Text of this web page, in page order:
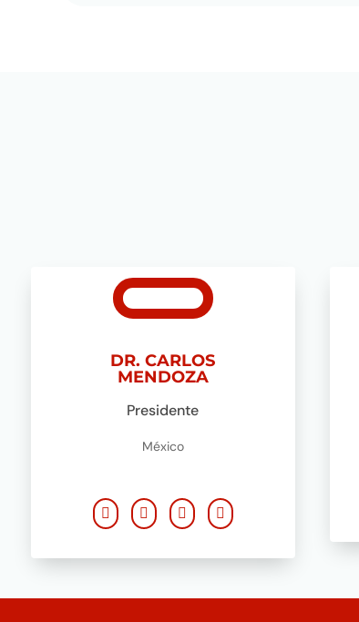
DR. CARLOS
MENDOZA
Presidente
México
   